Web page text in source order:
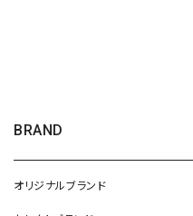
BRAND
オリジナルブランド